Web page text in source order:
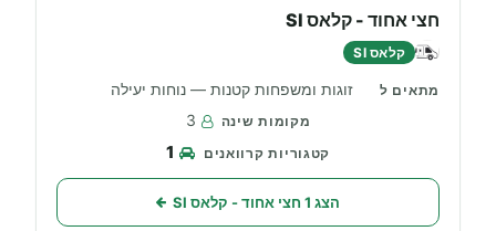
חצי אחוד - קלאס SI
קלאס SI
זוגות ומשפחות קטנות — נוחות יעילה
3
1
הצג 1 חצי אחוד - קלאס SI